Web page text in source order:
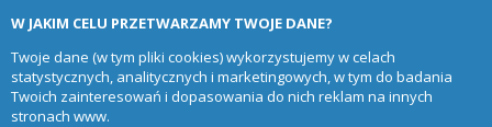
W JAKIM CELU PRZETWARZAMY TWOJE DANE?
Twoje dane (w tym pliki cookies) wykorzystujemy w celach
statystycznych, analitycznych i marketingowych, w tym do badania
Twoich zainteresowań i dopasowania do nich reklam na innych
stronach www.